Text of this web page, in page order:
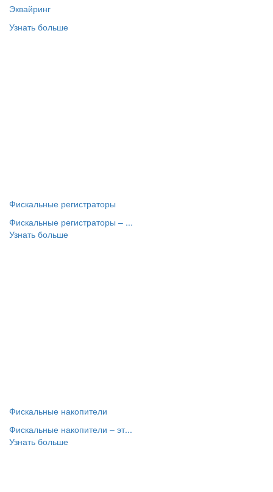
Эквайринг
Узнать больше
Фискальные регистраторы
Фискальные регистраторы – ...
Узнать больше
Фискальные накопители
Фискальные накопители – эт...
Узнать больше